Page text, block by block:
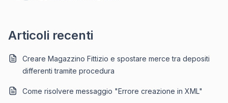
Articoli recenti
Creare Magazzino Fittizio e spostare merce tra depositi
differenti tramite procedura
Come risolvere messaggio "Errore creazione in XML"